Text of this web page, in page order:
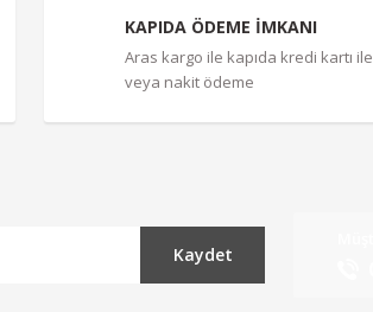
Gönder
KAPIDA ÖDEME İMKANI
Aras kargo ile kapıda kredi kartı ile
veya nakit ödeme
Kaydet